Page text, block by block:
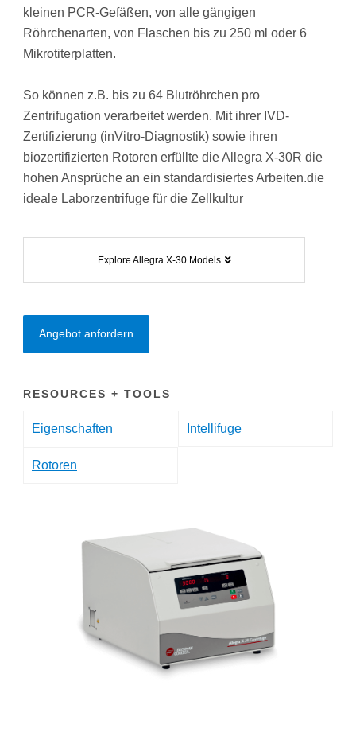
kleinen PCR-Gefäßen, von alle gängigen
Röhrchenarten, von Flaschen bis zu 250 ml oder 6
Mikrotiterplatten.
So können z.B. bis zu 64 Blutröhrchen pro
Zentrifugation verarbeitet werden. Mit ihrer IVD-
Zertifizierung (inVitro-Diagnostik) sowie ihren
biozertifizierten Rotoren erfüllte die Allegra X-30R die
hohen Ansprüche an ein standardisiertes Arbeiten.die
ideale Laborzentrifuge für die Zellkultur
Explore Allegra X-30 Models
Angebot anfordern
RESOURCES + TOOLS
Eigenschaften Intellifuge
Rotoren